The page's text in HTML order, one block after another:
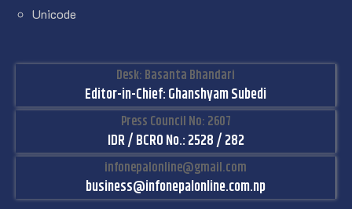
Unicode
Desk: Basanta Bhandari
Editor-in-Chief: Ghanshyam Subedi
Press Council No: 2607
IDR / BCRO No.: 2528 / 282
infonepalonline@gmail.com
business@infonepalonline.com.np